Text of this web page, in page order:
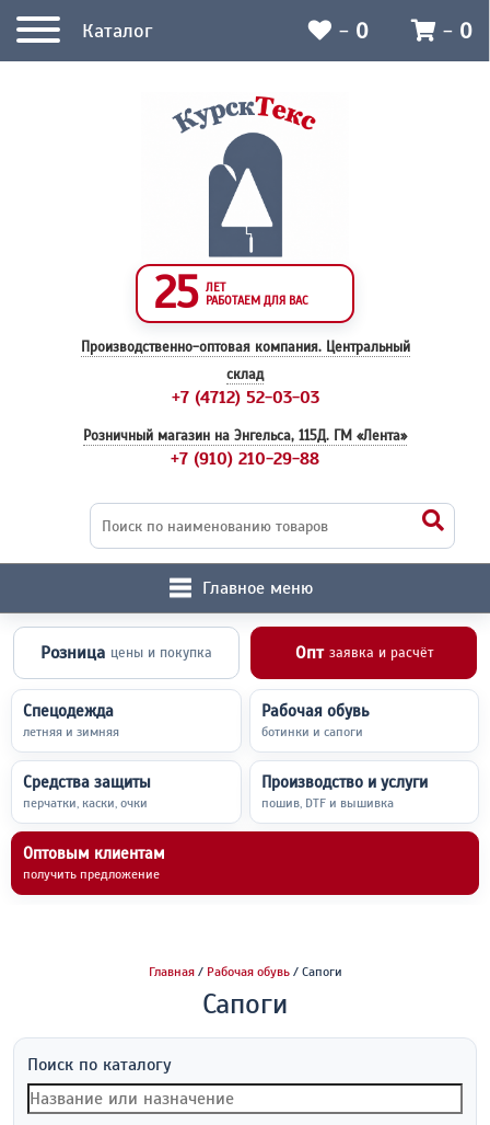
25 ЛЕТ
РАБОТАЕМ ДЛЯ ВАС
Производственно-оптовая компания. Центральный
склад
+7 (4712) 52-03-03
Розничный магазин на Энгельса, 115Д. ГМ «Лента»
+7 (910) 210-29-88
Главное меню
Розница цены и покупка Опт заявка и расчёт
Спецодежда
летняя и зимняя
Рабочая обувь
ботинки и сапоги
Средства защиты
перчатки, каски, очки
Производство и услуги
пошив, DTF и вышивка
Оптовым клиентам
получить предложение
Каталог - 0 - 0
Главная/ Рабочая обувь/ Сапоги
Сапоги
Поиск по каталогу